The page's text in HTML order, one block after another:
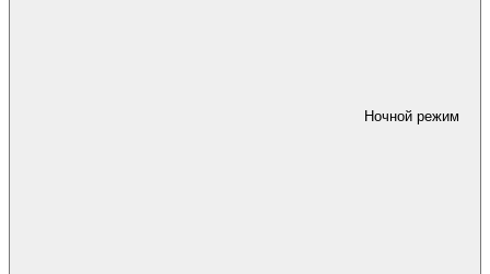
Ночной режим